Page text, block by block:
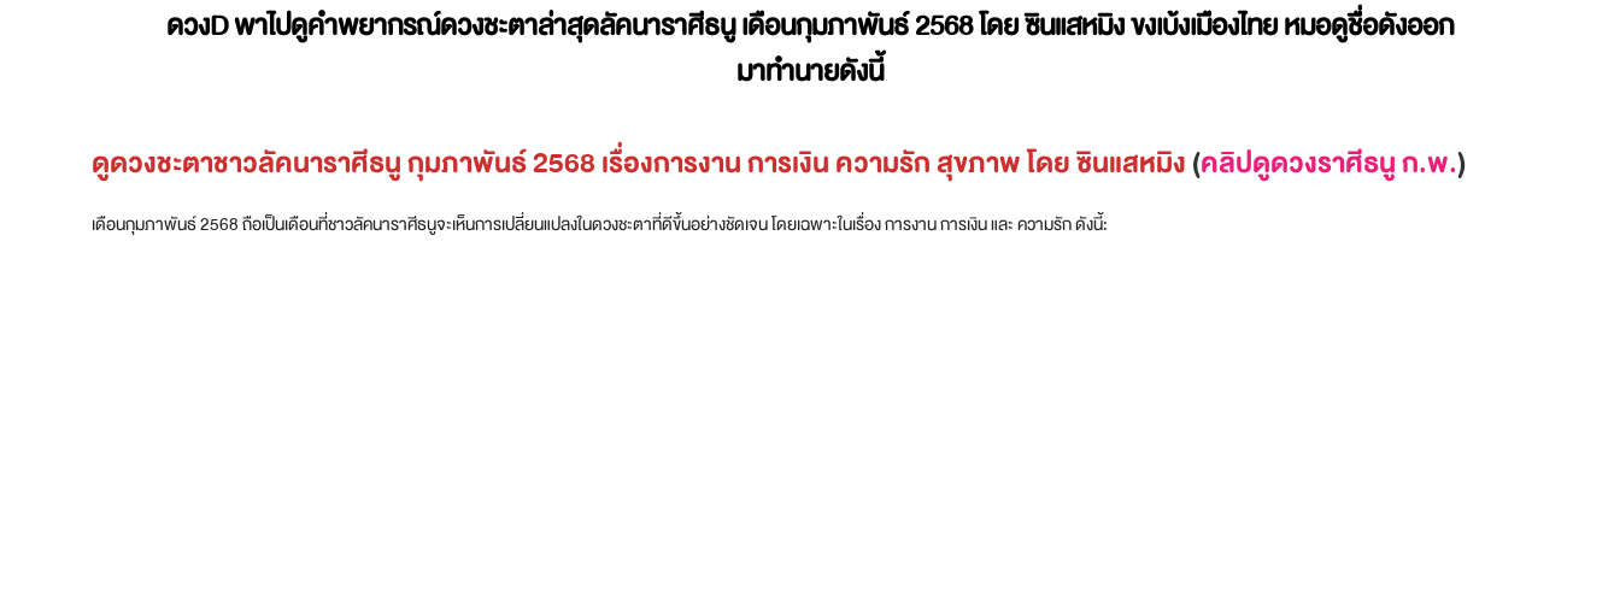
ดวงD พาไปดูคำพยากรณ์ดวงชะตาล่าสุดลัคนาราศีธนู เดือนกุมภาพันธ์ 2568 โดย ซินแสหมิง ขงเบ้งเมืองไทย หมอดูชื่อดังออก
มาทำนายดังนี้
ดูดวงชะตาชาวลัคนาราศีธนู กุมภาพันธ์ 2568 เรื่องการงาน การเงิน ความรัก สุขภาพ โดย ซินแสหมิง(คลิปดูดวงราศีธนู ก.พ.)
เดือนกุมภาพันธ์ 2568 ถือเป็นเดือนที่ชาวลัคนาราศีธนูจะเห็นการเปลี่ยนแปลงในดวงชะตาที่ดีขึ้นอย่างชัดเจน โดยเฉพาะในเรื่อง การงาน การเงิน และ ความรัก ดังนี้: